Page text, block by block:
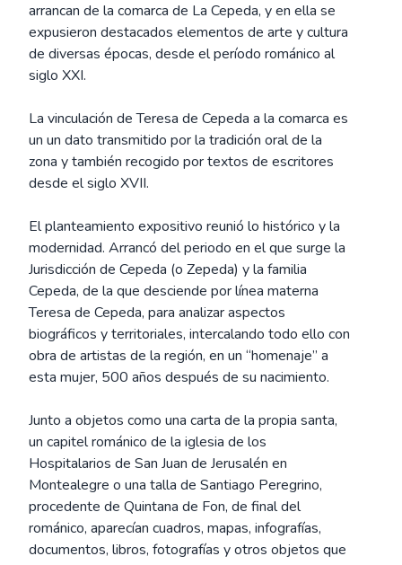
arrancan de la comarca de La Cepeda, y en ella se
expusieron destacados elementos de arte y cultura
de diversas épocas, desde el período románico al
siglo XXI.
La vinculación de Teresa de Cepeda a la comarca es
un un dato transmitido por la tradición oral de la
zona y también recogido por textos de escritores
desde el siglo XVII.
El planteamiento expositivo reunió lo histórico y la
modernidad. Arrancó del periodo en el que surge la
Jurisdicción de Cepeda (o Zepeda) y la familia
Cepeda, de la que desciende por línea materna
Teresa de Cepeda, para analizar aspectos
biográficos y territoriales, intercalando todo ello con
obra de artistas de la región, en un “homenaje” a
esta mujer, 500 años después de su nacimiento.
Junto a objetos como una carta de la propia santa,
un capitel románico de la iglesia de los
Hospitalarios de San Juan de Jerusalén en
Montealegre o una talla de Santiago Peregrino,
procedente de Quintana de Fon, de final del
románico, aparecían cuadros, mapas, infografías,
documentos, libros, fotografías y otros objetos que